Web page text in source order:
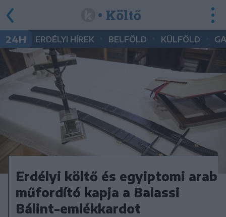
• Költő
24H ERDÉLYI HÍREK BELFÖLD KÜLFÖLD
Erdélyi költő és egyiptomi arab
műfordító kapja a Balassi
Bálint-emlékkardot